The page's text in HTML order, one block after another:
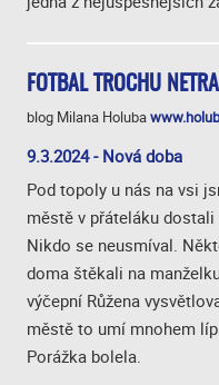
FOTBAL TROCHU
blog Milana Holuba
9.3.2024 - Nová doba
Pod topoly u nás na vsi
městě v přáteláku
Nikdo se neusmíval.
doma štěkali na
výčepní Růžena
městě to umí mnohem
Porážka bolela.